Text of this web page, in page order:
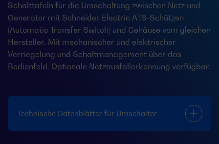
Schalttafeln für die Umschaltung zwischen Netz und
Generator mit Schneider Electric ATS-Schützen
(Automatic Transfer Switch) und Gehäuse vom gleichen
Hersteller. Mit mechanischer und elektrischer
Verriegelung und Schaltmanagement über das
Bedienfeld. Optionale Netzausfallerkennung verfügbar.
Technische Datenblätter für Umschalter